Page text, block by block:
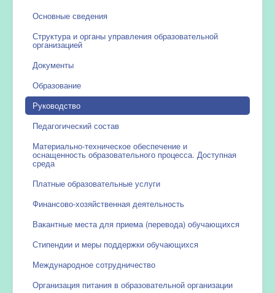
Основные сведения
Структура и органы управления образовательной
организацией
Документы
Образование
Руководство
Педагогический состав
Материально-техническое обеспечение и
оснащенность образовательного процесса. Доступная
среда
Платные образовательные услуги
Финансово-хозяйственная деятельность
Вакантные места для приема (перевода) обучающихся
Стипендии и меры поддержки обучающихся
Международное сотрудничество
Организация питания в образовательной организации